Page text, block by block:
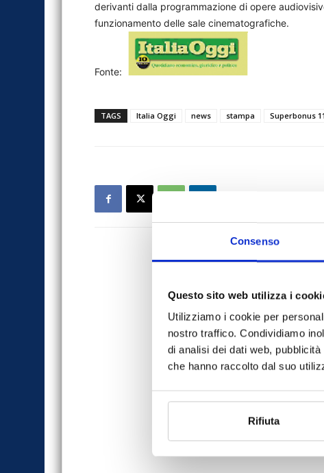
Consenso
Questo sito web utilizza i
Utilizziamo i cookie per
nostro traffico. Condividiamo
di analisi dei dati web,
che hanno raccolto dal suo
Rifiuta
derivanti dalla programmazione di opere
funzionamento delle sale cinematografiche.
Fonte:
TAGS Italia Oggi news stampa Superbonus